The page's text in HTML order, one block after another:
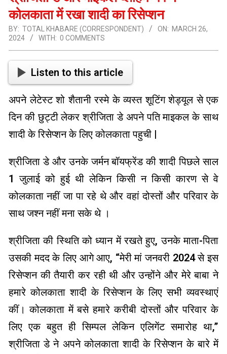
कोलकाता में रखा शादी का रिसेप्शन
BY: TOTAL KHABARE (CORRESPONDENT) ON: MARCH 26,
2024
WITH: 0 COMMENTS
Listen to this article
अपने लेटेस्ट शो शैतानी रस्मे के व्यस्त शूटिंग शेड्यूल से एक
दिन की छुट्टी लेकर श्रीजिता डे अपने पति माइकल के साथ
शादी के रिसेप्शन के लिए कोलकाता पहुची |
श्रीजिता डे और उनके जर्मन बॉयफ्रेंड की शादी पिछले साल
1 जुलाई को हुई थी लेकिन किसी न किसी कारण से वे
कोलकाता नहीं जा पा रहे थे और वहां दोस्तों और परिवार के
साथ जश्न नहीं मना सके थे ।
श्रीजिता की स्थिति को ध्यान में रखते हुए, उनके माता-पिता
उसकी मदद के लिए आगे आए, “मेरी मां जनवरी 2024 से इस
रिसेप्शन की तैयारी कर रही थी और उन्होंने और मेरे बाबा ने
हमारे कोलकाता शादी के रिसेप्शन के लिए सभी व्यवस्थाएं
कीं। कोलकाता में बसे हमारे करीबी दोस्तों और परिवार के
लिए एक बहुत ही सिम्पल लेकिन एलिगेंट समारोह था,”
श्रीजिता डे ने अपने कोलकाता शादी के रिसेप्शन के बारे में